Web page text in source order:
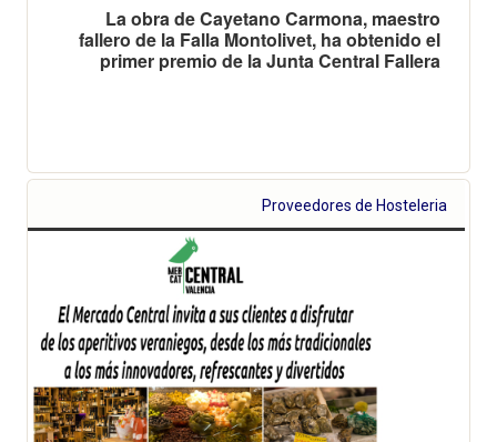
La obra de Cayetano Carmona, maestro
fallero de la Falla Montolivet, ha obtenido el
primer premio de la Junta Central Fallera
Proveedores de Hosteleria